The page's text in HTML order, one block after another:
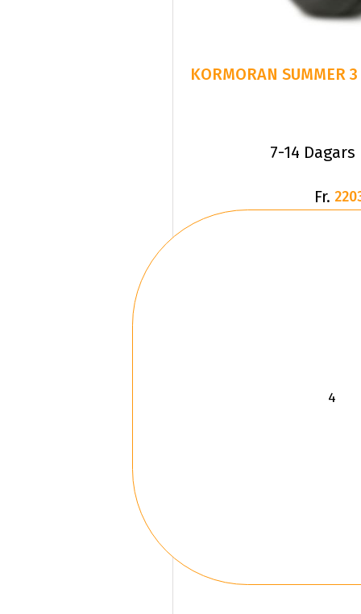
7-14
Fr.